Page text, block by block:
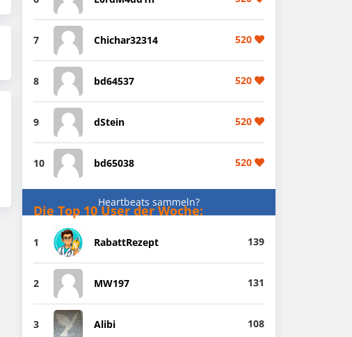
7 Chichar32314 520
8 bd64537 520
9 dStein 520
10 bd65038 520
Heartbeats sammeln?
Die Top 10 User der Woche:
1 RabattRezept 139
2 MW197 131
3 Alibi 108